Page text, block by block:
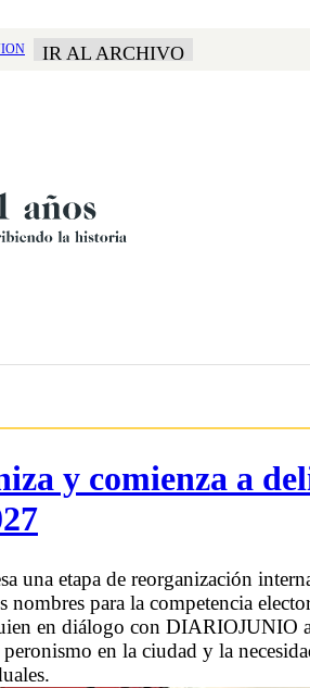
IR AL ARCHIVO
y comienza a
una etapa de reorganización
para la competencia
en diálogo con DIARIOJUNIO
en la ciudad y la